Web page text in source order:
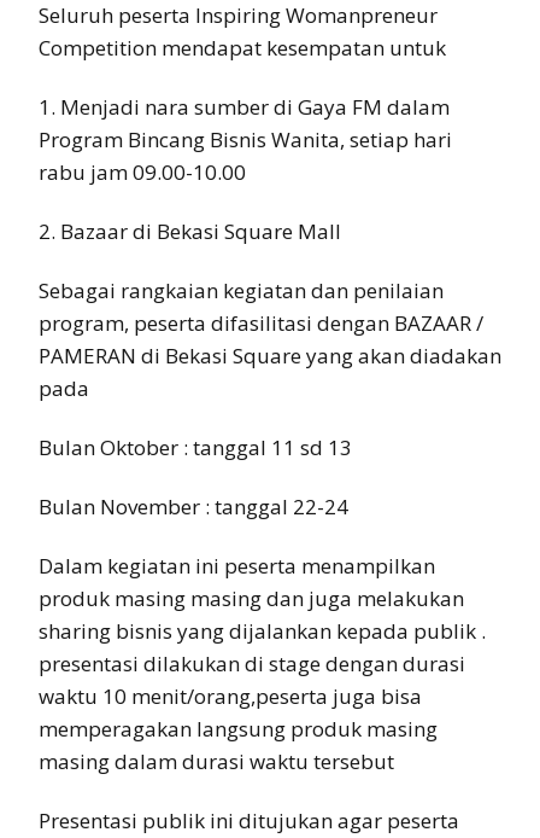
Seluruh peserta Inspiring Womanpreneur
Competition mendapat kesempatan untuk
1. Menjadi nara sumber di Gaya FM dalam
Program Bincang Bisnis Wanita, setiap hari
rabu jam 09.00-10.00
2. Bazaar di Bekasi Square Mall
Sebagai rangkaian kegiatan dan penilaian
program, peserta difasilitasi dengan BAZAAR /
PAMERAN di Bekasi Square yang akan diadakan
pada
Bulan Oktober : tanggal 11 sd 13
Bulan November : tanggal 22-24
Dalam kegiatan ini peserta menampilkan
produk masing masing dan juga melakukan
sharing bisnis yang dijalankan kepada publik .
presentasi dilakukan di stage dengan durasi
waktu 10 menit/orang,peserta juga bisa
memperagakan langsung produk masing
masing dalam durasi waktu tersebut
Presentasi publik ini ditujukan agar peserta